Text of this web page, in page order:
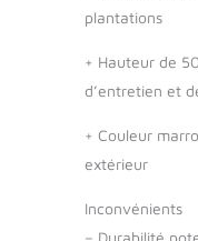
plantations
+ Hauteur de
d’entretien et
+ Couleur
extérieur
Inconvénients
– Durabilité